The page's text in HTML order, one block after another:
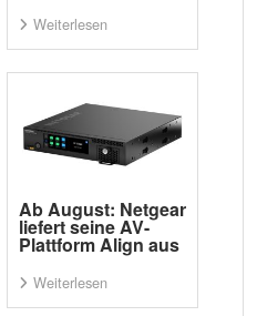
Weiterlesen
Ab August: Netgear
liefert seine AV-
Plattform Align aus
Weiterlesen